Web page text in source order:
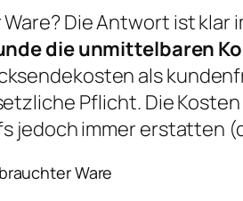
Die Antwort ist klar
die unmittelbaren
als
Pflicht. Die
jedoch immer
Ware